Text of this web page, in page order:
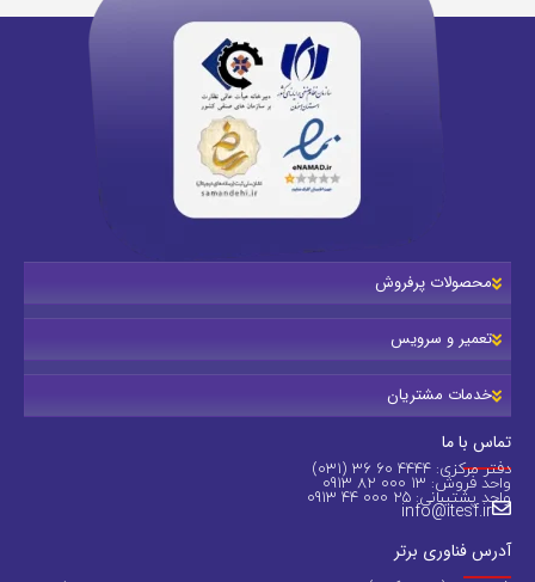
محصولات پرفروش
تعمیر و سرویس
خدمات مشتریان
تماس با ما
دفتر مرکزی: 4444 60 36 (031)
واحد فروش: 13 000 82 0913
واحد پشتیبانی: 25 000 44 0913
info@itesf.ir
آدرس فناوری برتر